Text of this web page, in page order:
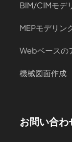
BIM/CIMモデ
MEPモデリン
Webベースの
機械図面作成
お問い合わ